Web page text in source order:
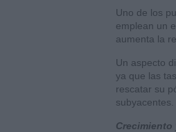
Uno de los
emplean un
aumenta la
Un aspecto
ya que las
rescatar su
subyacentes.
Crecimiento